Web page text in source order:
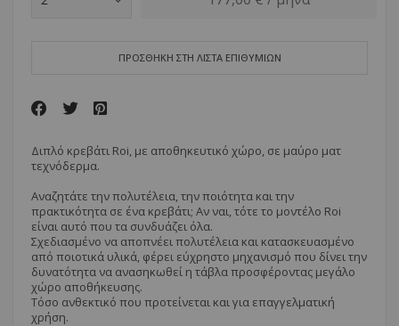
ΠΡΟΣΘΗΚΗ ΣΤΗ ΛΙΣΤΑ ΕΠΙΘΥΜΙΩΝ
Διπλό κρεβάτι Roi, με αποθηκευτικό χώρο, σε μαύρο ματ
τεχνόδερμα.
Αναζητάτε την πολυτέλεια, την ποιότητα και την
πρακτικότητα σε ένα κρεβάτι; Αν ναι, τότε το μοντέλο Roi
είναι αυτό που τα συνδυάζει όλα.
Σχεδιασμένο να αποπνέει πολυτέλεια και κατασκευασμένο
από ποιοτικά υλικά, φέρει εύχρηστο μηχανισμό που δίνει την
δυνατότητα να ανασηκωθεί η τάβλα προσφέροντας μεγάλο
χώρο αποθήκευσης.
Τόσο ανθεκτικό που προτείνεται και για επαγγελματική
χρήση.